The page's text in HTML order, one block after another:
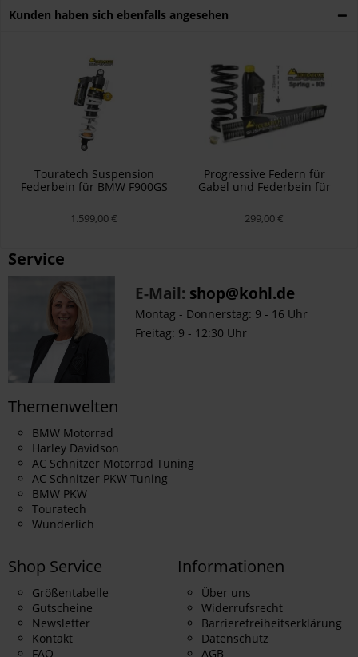
Kunden haben sich ebenfalls angesehen
Touratech Suspension
Federbein für BMW F900GS
1.599,00 €
Progressive Federn für
Gabel und Federbein für
Paket Pro
299,00 €
Service
E-Mail: shop@kohl.de
Montag - Donnerstag: 9 - 16 Uhr
Freitag: 9 - 12:30 Uhr
Themenwelten
BMW Motorrad
Harley Davidson
AC Schnitzer Motorrad Tuning
AC Schnitzer PKW Tuning
BMW PKW
Touratech
Wunderlich
Shop Service
Größentabelle
Gutscheine
Newsletter
Kontakt
FAQ
Informationen
Über uns
Widerrufsrecht
Barrierefreiheitserklärung
Datenschutz
AGB